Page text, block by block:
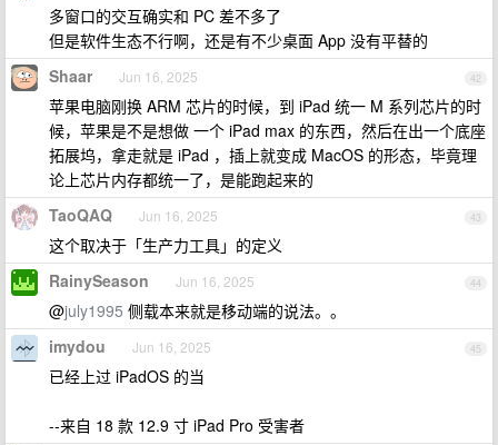
多窗口的交互确实和 PC 差不多了
但是软件生态不行啊，还是有不少桌面 App 没有平替的
42
Shaar Jun 16, 2025
苹果电脑刚换 ARM 芯片的时候，到 iPad 统一 M 系列芯片的时
候，苹果是不是想做 一个 iPad max 的东西，然后在出一个底座
拓展坞，拿走就是 iPad ，插上就变成 MacOS 的形态，毕竟理
论上芯片内存都统一了，是能跑起来的
43
TaoQAQ Jun 16, 2025
这个取决于「生产力工具」的定义
44
RainySeason Jun 16, 2025
@july1995 侧载本来就是移动端的说法。。
45
imydou Jun 16, 2025
已经上过 iPadOS 的当
--来自 18 款 12.9 寸 iPad Pro 受害者